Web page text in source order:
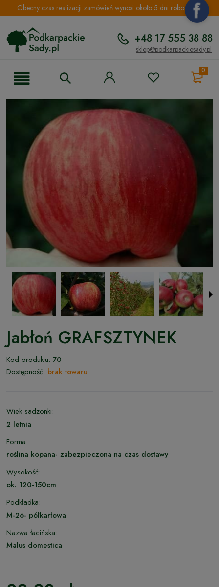
Obecny czas realizacji zamówień wynosi około 5 dni roboczych.
+48 17 555 38 88
sklep@podkarpackiesady.pl
0
Jabłoń GRAFSZTYNEK
Kod produktu: 70
Dostępność: brak towaru
Wiek sadzonki:
2 letnia
Forma:
roślina kopana- zabezpieczona na czas dostawy
Wysokość:
ok. 120-150cm
Podkładka:
M-26- półkarłowa
Nazwa łacińska:
Malus domestica